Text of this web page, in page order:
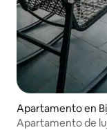
Apartamento en
Apartamento de